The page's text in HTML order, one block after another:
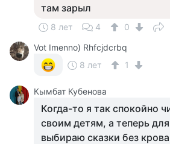
там зарыл
8 лет 4
0
Vot Imenno) Rhfcjdcrbq
8 лет
1
Кымбат Кубенова
Когда-то я так спокойно
своим детям, а теперь
выбираю сказки без